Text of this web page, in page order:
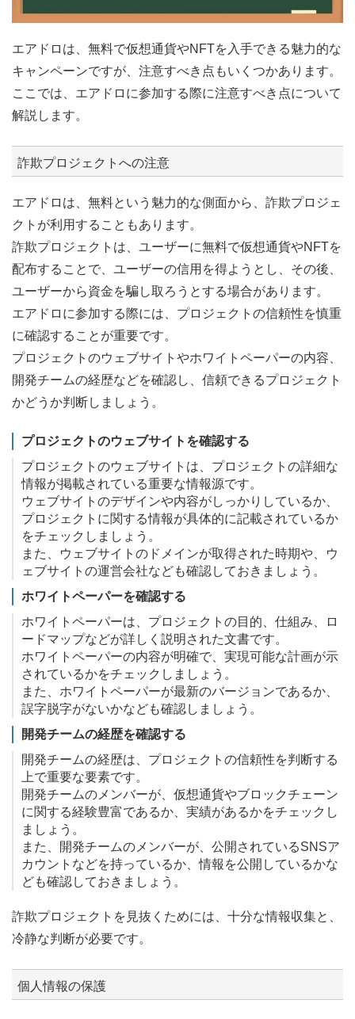
エアドロは、無料で仮想通貨やNFTを入手できる魅力的な
キャンペーンですが、注意すべき点もいくつかあります。
ここでは、エアドロに参加する際に注意すべき点について
解説します。
詐欺プロジェクトへの注意
エアドロは、無料という魅力的な側面から、詐欺プロジェ
クトが利用することもあります。
詐欺プロジェクトは、ユーザーに無料で仮想通貨やNFTを
配布することで、ユーザーの信用を得ようとし、その後、
ユーザーから資金を騙し取ろうとする場合があります。
エアドロに参加する際には、プロジェクトの信頼性を慎重
に確認することが重要です。
プロジェクトのウェブサイトやホワイトペーパーの内容、
開発チームの経歴などを確認し、信頼できるプロジェクト
かどうか判断しましょう。
プロジェクトのウェブサイトを確認する
プロジェクトのウェブサイトは、プロジェクトの詳細な
情報が掲載されている重要な情報源です。
ウェブサイトのデザインや内容がしっかりしているか、
プロジェクトに関する情報が具体的に記載されているか
をチェックしましょう。
また、ウェブサイトのドメインが取得された時期や、ウ
ェブサイトの運営会社なども確認しておきましょう。
ホワイトペーパーを確認する
ホワイトペーパーは、プロジェクトの目的、仕組み、ロ
ードマップなどが詳しく説明された文書です。
ホワイトペーパーの内容が明確で、実現可能な計画が示
されているかをチェックしましょう。
また、ホワイトペーパーが最新のバージョンであるか、
誤字脱字がないかなども確認しましょう。
開発チームの経歴を確認する
開発チームの経歴は、プロジェクトの信頼性を判断する
上で重要な要素です。
開発チームのメンバーが、仮想通貨やブロックチェーン
に関する経験豊富であるか、実績があるかをチェックし
ましょう。
また、開発チームのメンバーが、公開されているSNSア
カウントなどを持っているか、情報を公開しているかな
ども確認しておきましょう。
詐欺プロジェクトを見抜くためには、十分な情報収集と、
冷静な判断が必要です。
個人情報の保護